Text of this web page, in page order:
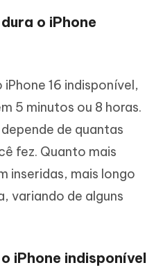
o iPhone
16 indisponível,
5 minutos ou 8 horas.
de quantas
fez. Quanto mais
inseridas, mais longo
variando de alguns
iPhone indisponível